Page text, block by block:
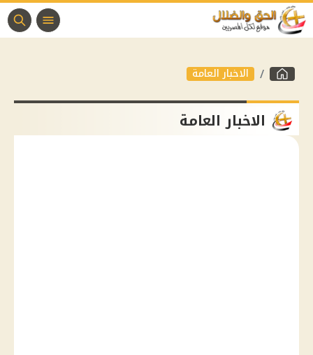
الاخبار العامة
الاخبار العامة